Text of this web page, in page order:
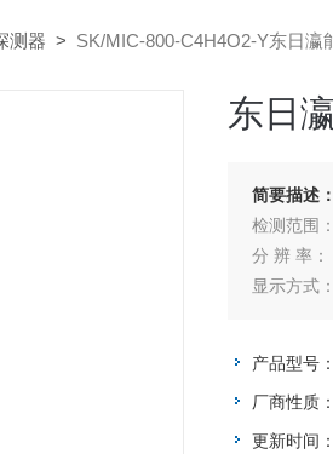
测器 > SK/MIC-800-C4H4O2-Y东日
东日
简要描述：
检测范围
分 辨 率：
显示方式
检测精度
使用环境
尺寸重量
产品型号：
厂商性质：
更新时间：